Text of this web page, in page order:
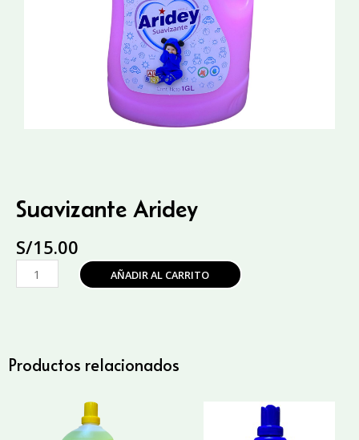
Suavizante Aridey
S/15.00
Suavizante
Aridey
AÑADIR AL CARRITO
Productos relacionados